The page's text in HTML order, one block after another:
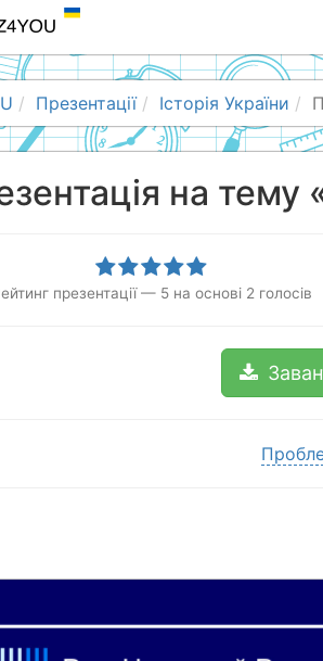
Презентації Історія України
на тему
презентації — 5 на основі 2 голосів